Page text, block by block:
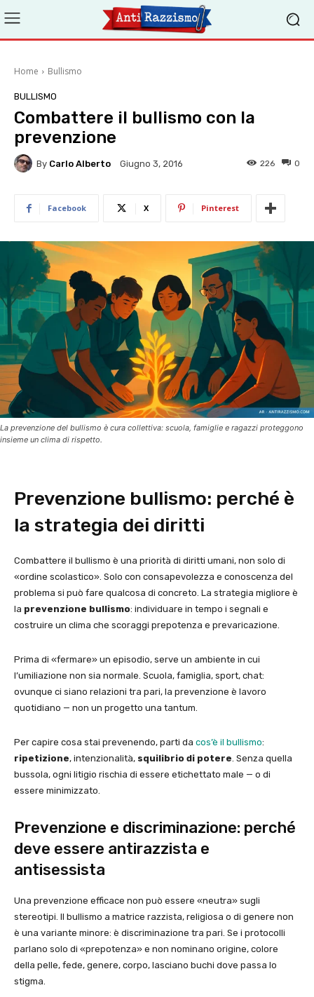
Home Bullismo
BULLISMO
Combattere il bullismo con la
prevenzione
By Carlo Alberto Giugno 3, 2016 0
226
Facebook X Pinterest
La prevenzione del bullismo è cura collettiva: scuola, famiglie e ragazzi proteggono
insieme un clima di rispetto.
Prevenzione bullismo: perché è
la strategia dei diritti
Combattere il bullismo è una priorità di diritti umani, non solo di
«ordine scolastico». Solo con consapevolezza e conoscenza del
problema si può fare qualcosa di concreto. La strategia migliore è
la prevenzione bullismo: individuare in tempo i segnali e
costruire un clima che scoraggi prepotenza e prevaricazione.
Prima di «fermare» un episodio, serve un ambiente in cui
l’umiliazione non sia normale. Scuola, famiglia, sport, chat:
ovunque ci siano relazioni tra pari, la prevenzione è lavoro
quotidiano — non un progetto una tantum.
Per capire cosa stai prevenendo, parti da cos’è il bullismo:
ripetizione, intenzionalità, squilibrio di potere. Senza quella
bussola, ogni litigio rischia di essere etichettato male — o di
essere minimizzato.
Prevenzione e discriminazione: perché
deve essere antirazzista e
antisessista
Una prevenzione efficace non può essere «neutra» sugli
stereotipi. Il bullismo a matrice razzista, religiosa o di genere non
è una variante minore: è discriminazione tra pari. Se i protocolli
parlano solo di «prepotenza» e non nominano origine, colore
della pelle, fede, genere, corpo, lasciano buchi dove passa lo
stigma.